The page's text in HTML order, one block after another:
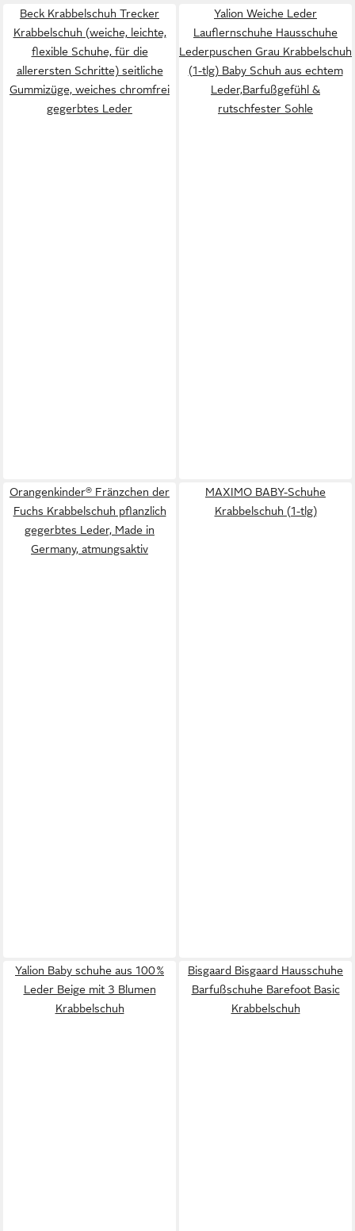
Beck Krabbelschuh Trecker
Krabbelschuh (weiche, leichte,
flexible Schuhe, für die
allerersten Schritte) seitliche
Gummizüge, weiches chromfrei
gegerbtes Leder
Yalion Weiche Leder
Lauflernschuhe Hausschuhe
Lederpuschen Grau Krabbelschuh
(1-tlg) Baby Schuh aus echtem
Leder,Barfußgefühl &
rutschfester Sohle
Orangenkinder® Fränzchen der
Fuchs Krabbelschuh pflanzlich
gegerbtes Leder, Made in
Germany, atmungsaktiv
MAXIMO BABY-Schuhe
Krabbelschuh (1-tlg)
Yalion Baby schuhe aus 100 %
Leder Beige mit 3 Blumen
Krabbelschuh
Bisgaard Bisgaard Hausschuhe
Barfußschuhe Barefoot Basic
Krabbelschuh